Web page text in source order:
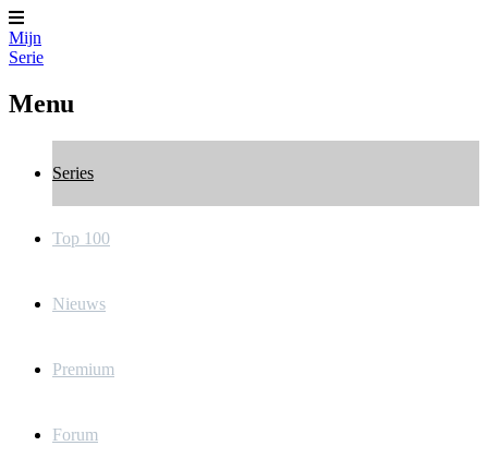
Mijn
Serie
Menu
Series
Top 100
Nieuws
Premium
Forum